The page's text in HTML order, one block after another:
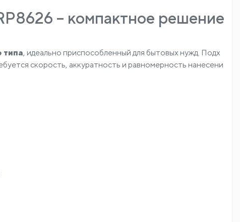
– компактное решение
типа, идеально приспособленный для бытовых нужд. Подх
скорость, аккуратность и равномерность нанесени